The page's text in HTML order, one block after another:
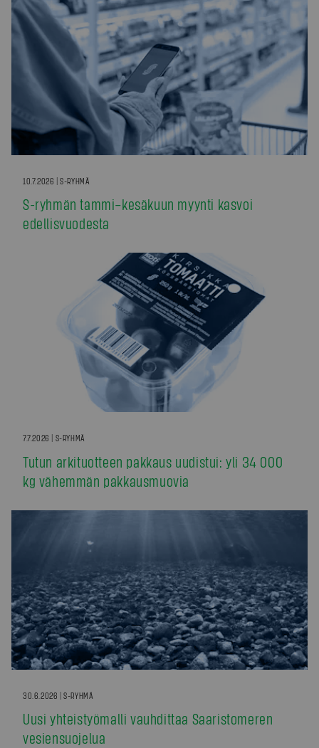
10.7.2026 | S-RYHMÄ
S-ryhmän tammi–kesäkuun myynti kasvoi
edellisvuodesta
7.7.2026 | S-RYHMÄ
Tutun arkituotteen pakkaus uudistui: yli 34 000
kg vähemmän pakkausmuovia
30.6.2026 | S-RYHMÄ
Uusi yhteistyömalli vauhdittaa Saaristomeren
vesiensuojelua